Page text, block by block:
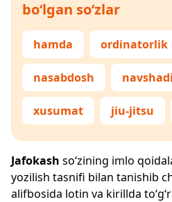
bo‘lgan so‘zlar
hamda ordinatorlik
nasabdosh
xusumat jiu-jitsu
Jafokash so‘zining imlo
yozilish tasnifi bilan tanishib
alifbosida lotin va kirillda